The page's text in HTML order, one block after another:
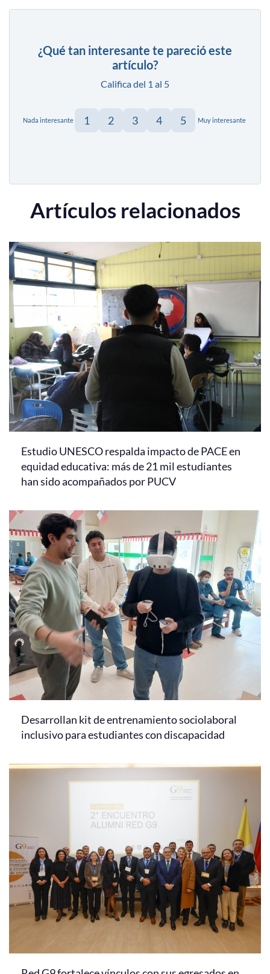
¿Qué tan interesante te pareció este
artículo?
Califica del 1 al 5
Nada interesante 1 2 3 4 5 Muy interesante
Artículos relacionados
Estudio UNESCO respalda impacto de PACE en
equidad educativa: más de 21 mil estudiantes
han sido acompañados por PUCV
Desarrollan kit de entrenamiento sociolaboral
inclusivo para estudiantes con discapacidad